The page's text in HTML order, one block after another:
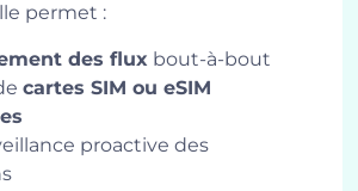
permet :
des flux bout-à-bout
cartes SIM ou eSIM
proactive des